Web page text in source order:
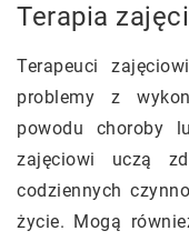
Terapia
Terapeuci
problemy z
powodu choroby
zajęciowi uczą
codziennych
życie. Mogą